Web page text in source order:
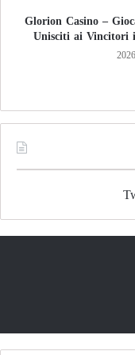
Glorion Casino –
Unisciti ai Vincitori